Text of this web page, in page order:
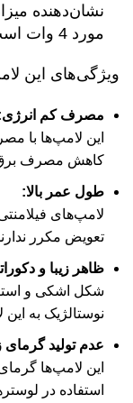
نشان‌دهنده
مورد 4 وات است.
ویژگی‌های این
مصرف کم
این لامپ‌ها با
کاهش مصرف
طول عمر بالا:
لامپ‌های
تعویض مکرر
ظاهر زیبا و
نوستالژیک به
عدم تولید گرمای
این لامپ‌ها
استفاده در